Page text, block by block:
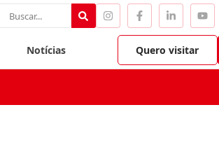
Notícias Quero visitar